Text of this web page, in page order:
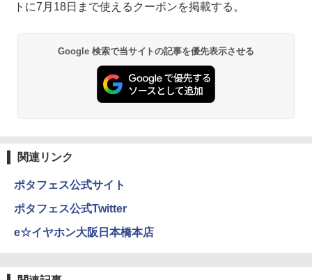
トに7月18日まで使えるクーポンを掲載する。
Google 検索で当サイトの記事を優先表示させる
関連リンク
ポタフェス公式サイト
ポタフェス公式Twitter
e☆イヤホン大阪日本橋本店